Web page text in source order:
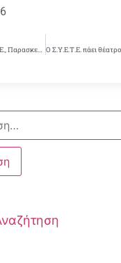
48ωρη ΑΠΕΡΓΙΑ Γ.Σ.Ε.Ε., Παρασκευή 6/5/16 & Σάββατο 7/5/2016